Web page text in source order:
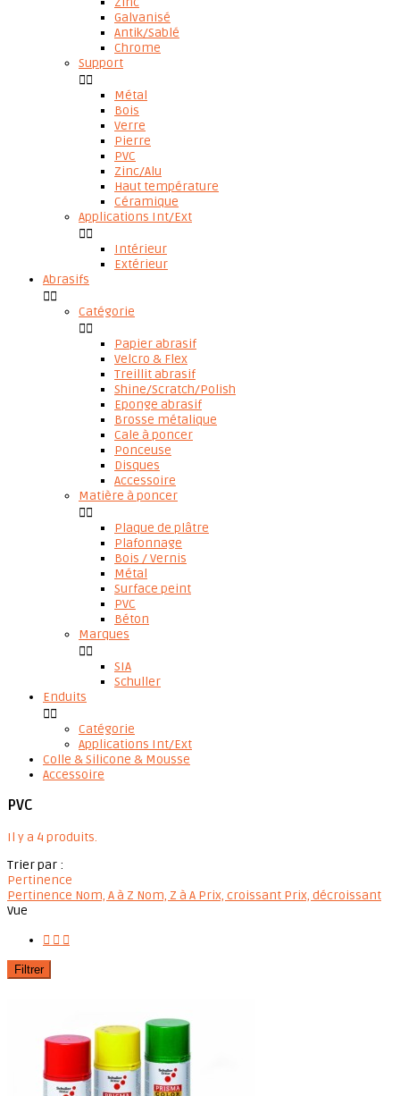
Galvanisé
Antik/Sablé
Chrome
Support

Métal
Bois
Verre
Pierre
PVC
Zinc/Alu
Haut température
Céramique
Applications Int/Ext

Intérieur
Extérieur
Abrasifs

Catégorie

Papier abrasif
Velcro & Flex
Treillit abrasif
Shine/Scratch/Polish
Eponge abrasif
Brosse métalique
Cale à poncer
Ponceuse
Disques
Accessoire
Matière à poncer

Plaque de plâtre
Plafonnage
Bois / Vernis
Métal
Surface peint
PVC
Béton
Marques

SIA
Schuller
Enduits

Catégorie
Applications Int/Ext
Colle & Silicone & Mousse
Accessoire
PVC
Il y a 4 produits.
Trier par :
Pertinence
Pertinence Nom, A à Z Nom, Z à A Prix, croissant Prix, décroissant
Vue
  
Filtrer